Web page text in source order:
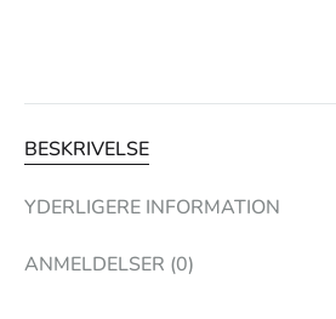
BESKRIVELSE
YDERLIGERE INFORMATION
ANMELDELSER (0)